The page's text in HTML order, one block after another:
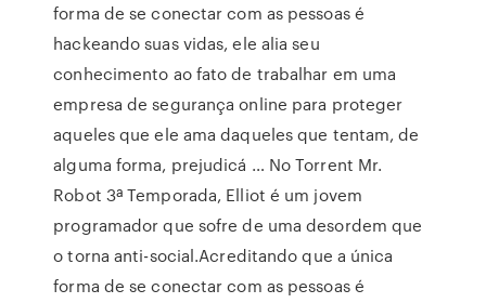
forma de se conectar com as pessoas é
hackeando suas vidas, ele alia seu
conhecimento ao fato de trabalhar em uma
empresa de segurança online para proteger
aqueles que ele ama daqueles que tentam, de
alguma forma, prejudicá … No Torrent Mr.
Robot 3ª Temporada, Elliot é um jovem
programador que sofre de uma desordem que
o torna anti-social.Acreditando que a única
forma de se conectar com as pessoas é